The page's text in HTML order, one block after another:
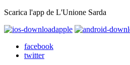
Scarica l'app de L'Unione Sarda
apple
facebook
twitter